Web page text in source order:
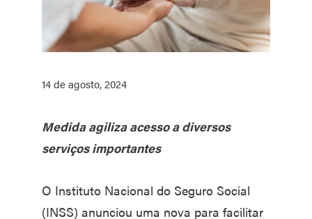
14 de agosto, 2024
Medida agiliza acesso a diversos
serviços importantes
O Instituto Nacional do Seguro Social
(INSS) anunciou uma nova para facilitar